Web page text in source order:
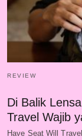
REVIEW
Di Balik
Travel Wajib
Have Seat Will